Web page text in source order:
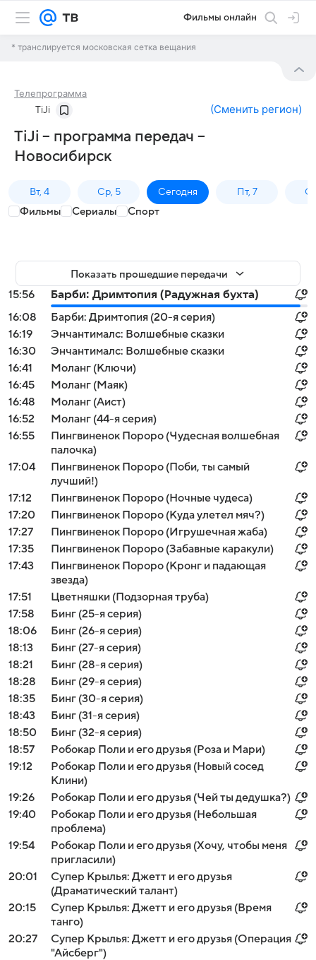
Фильмы онлайн
* транслируется московская сетка вещания
Телепрограмма
TiJi (Сменить регион)
TiJi – программа передач –
Новосибирск
Вт, 4 Ср, 5 Сегодня Пт, 7
Фильмы Сериалы Спорт
Показать прошедшие передачи
15:56
Барби: Дримтопия (Радужная бухта)
16:08
Барби: Дримтопия (20-я серия)
16:19
Энчантималс: Волшебные сказки
16:30
Энчантималс: Волшебные сказки
16:41
Моланг (Ключи)
16:45
Моланг (Маяк)
16:48
Моланг (Аист)
16:52
Моланг (44-я серия)
16:55
Пингвиненок Пороро (Чудесная волшебная
палочка)
17:04
Пингвиненок Пороро (Поби, ты самый
лучший!)
17:12
Пингвиненок Пороро (Ночные чудеса)
17:20
Пингвиненок Пороро (Куда улетел мяч?)
17:27
Пингвиненок Пороро (Игрушечная жаба)
17:35
Пингвиненок Пороро (Забавные каракули)
17:43
Пингвиненок Пороро (Кронг и падающая
звезда)
17:51
Цветняшки (Подзорная труба)
17:58
Бинг (25-я серия)
18:06
Бинг (26-я серия)
18:13
Бинг (27-я серия)
18:21
Бинг (28-я серия)
18:28
Бинг (29-я серия)
18:35
Бинг (30-я серия)
18:43
Бинг (31-я серия)
18:50
Бинг (32-я серия)
18:57
Робокар Поли и его друзья (Роза и Мари)
19:12
Робокар Поли и его друзья (Новый сосед
Клини)
19:26
Робокар Поли и его друзья (Чей ты дедушка?)
19:40
Робокар Поли и его друзья (Небольшая
проблема)
19:54
Робокар Поли и его друзья (Хочу, чтобы меня
пригласили)
20:01
Супер Крылья: Джетт и его друзья
(Драматический талант)
20:15
Супер Крылья: Джетт и его друзья (Время
танго)
20:27
Супер Крылья: Джетт и его друзья (Операция
"Айсберг")